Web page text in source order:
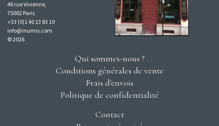
46 rue Vivienne,
75002 Paris
+33 (0)1 40 13 83 19
info@inumis.com
© 2026
Qui sommes-nous ?
Conditions générales de vente
Frais d'envois
Politique de confidentialité
Contact